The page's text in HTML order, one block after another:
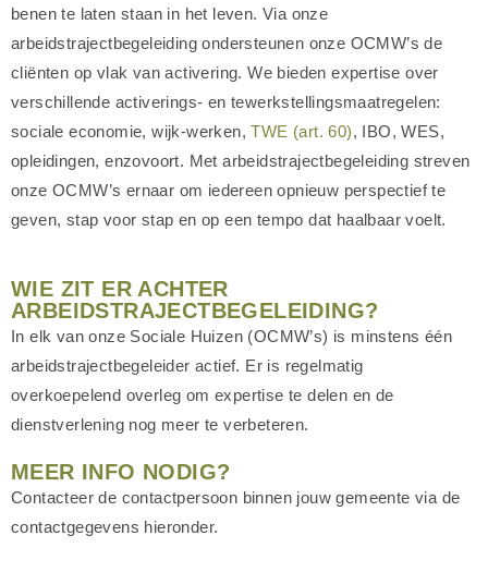
benen te laten staan in het leven. Via onze
arbeidstrajectbegeleiding ondersteunen onze OCMW’s de
cliënten op vlak van activering. We bieden expertise over
verschillende activerings- en tewerkstellingsmaatregelen:
sociale economie, wijk-werken,TWE (art. 60), IBO, WES,
opleidingen, enzovoort. Met arbeidstrajectbegeleiding streven
onze OCMW’s ernaar om iedereen opnieuw perspectief te
geven, stap voor stap en op een tempo dat haalbaar voelt.
WIE ZIT ER ACHTER
ARBEIDSTRAJECTBEGELEIDING?
In elk van onze Sociale Huizen (OCMW’s) is minstens één
arbeidstrajectbegeleider actief. Er is regelmatig
overkoepelend overleg om expertise te delen en de
dienstverlening nog meer te verbeteren.
MEER INFO NODIG?
Contacteer de contactpersoon binnen jouw gemeente via de
contactgegevens hieronder.